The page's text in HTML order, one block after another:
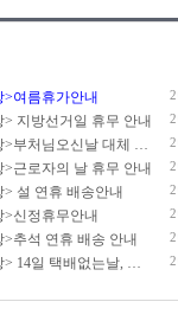
>여름휴가안내
지방선거일 휴무 안내
<공지사항>부처님오신날 대체 휴무 안내
근로자의 날 휴무 안내
설 연휴 배송안내
>신정휴무안내
추석 연휴 배송 안내
<공지사항> 14일 택배없는날, 광복절 휴무 배송 안내